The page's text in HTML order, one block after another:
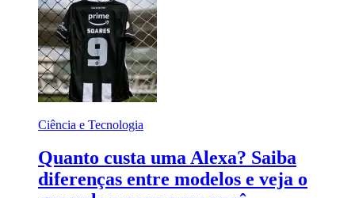
Ciência e Tecnologia
Quanto custa uma Alexa? Saiba
diferenças entre modelos e veja o